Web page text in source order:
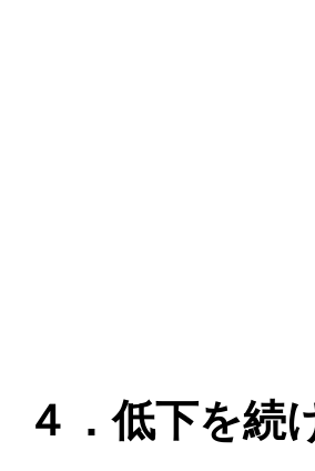
４．低下を続